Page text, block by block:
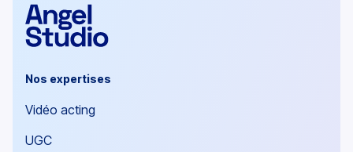
Nos expertises
Vidéo acting
UGC